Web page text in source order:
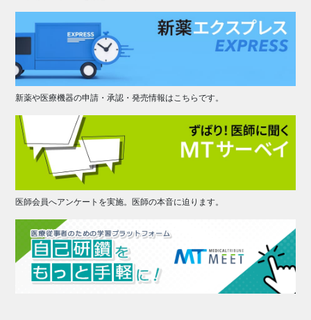
新薬や医療機器の申請・承認・発売情報はこちらです。
医師会員へアンケートを実施。医師の本音に迫ります。